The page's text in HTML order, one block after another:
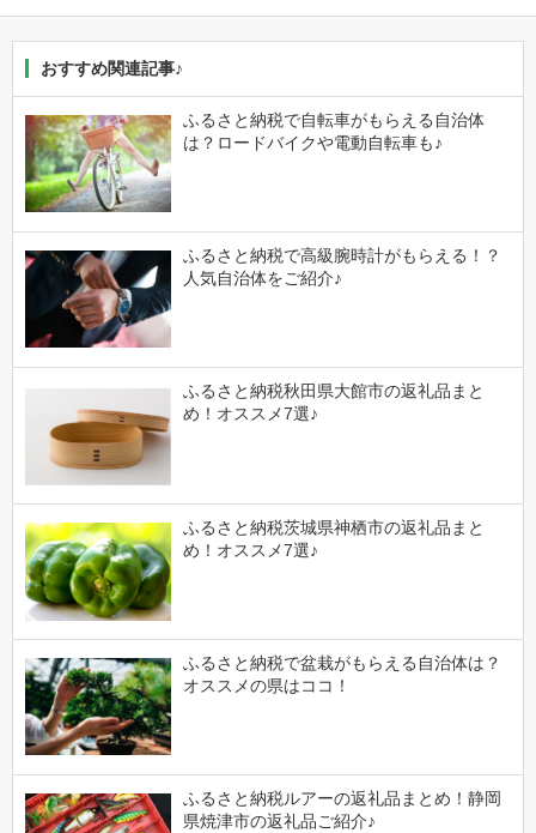
おすすめ関連記事♪
ふるさと納税で自転車がもらえる自治体
は？ロードバイクや電動自転車も♪
ふるさと納税で高級腕時計がもらえる！？
人気自治体をご紹介♪
ふるさと納税秋田県大館市の返礼品まと
め！オススメ7選♪
ふるさと納税茨城県神栖市の返礼品まと
め！オススメ7選♪
ふるさと納税で盆栽がもらえる自治体は？
オススメの県はココ！
ふるさと納税ルアーの返礼品まとめ！静岡
県焼津市の返礼品ご紹介♪